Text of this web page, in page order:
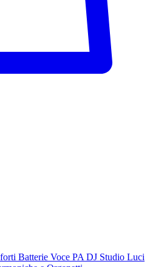
Batterie Voce PA DJ Studio Luci